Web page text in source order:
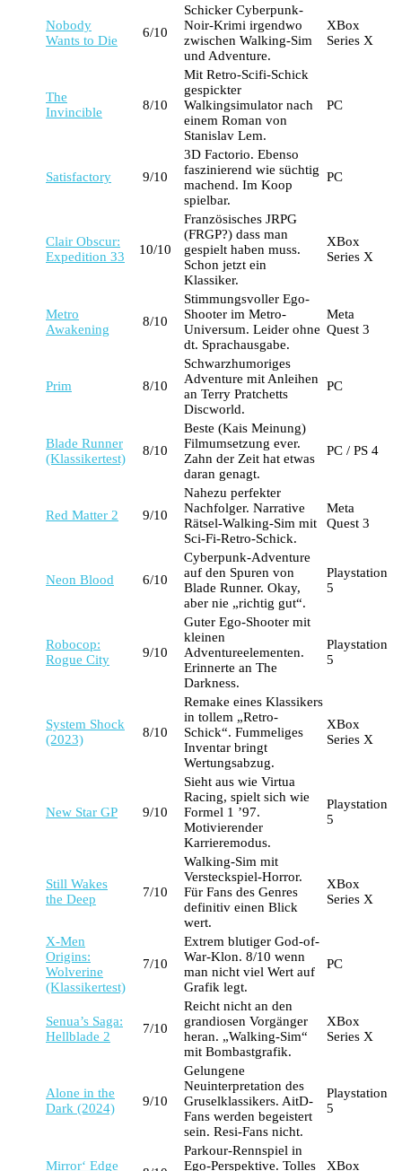
Nobody
Wants to Die
6/10
Schicker Cyberpunk-
Noir-Krimi irgendwo
zwischen Walking-Sim
und Adventure.
XBox
Series X
The
Invincible
8/10
Mit Retro-Scifi-Schick
gespickter
Walkingsimulator nach
einem Roman von
Stanislav Lem.
PC
Satisfactory 9/10
3D Factorio. Ebenso
faszinierend wie süchtig
machend. Im Koop
spielbar.
PC
Clair Obscur:
Expedition 33
10/10
Französisches JRPG
(FRGP?) dass man
gespielt haben muss.
Schon jetzt ein
Klassiker.
XBox
Series X
Metro
Awakening
8/10
Stimmungsvoller Ego-
Shooter im Metro-
Universum. Leider ohne
dt. Sprachausgabe.
Meta
Quest 3
Prim 8/10
Schwarzhumoriges
Adventure mit Anleihen
an Terry Pratchetts
Discworld.
PC
Blade Runner
(Klassikertest)
8/10
Beste (Kais Meinung)
Filmumsetzung ever.
Zahn der Zeit hat etwas
daran genagt.
PC / PS 4
Red Matter 2 9/10
Nahezu perfekter
Nachfolger. Narrative
Rätsel-Walking-Sim mit
Sci-Fi-Retro-Schick.
Meta
Quest 3
Neon Blood 6/10
Cyberpunk-Adventure
auf den Spuren von
Blade Runner. Okay,
aber nie „richtig gut“.
Playstation
5
Robocop:
Rogue City 9/10
Guter Ego-Shooter mit
kleinen
Adventureelementen.
Erinnerte an The
Darkness.
Playstation
5
System Shock
(2023)
8/10
Remake eines Klassikers
in tollem „Retro-
Schick“. Fummeliges
Inventar bringt
Wertungsabzug.
XBox
Series X
New Star GP 9/10
Sieht aus wie Virtua
Racing, spielt sich wie
Formel 1 ’97.
Motivierender
Karrieremodus.
Playstation
5
Still Wakes
the Deep
7/10
Walking-Sim mit
Versteckspiel-Horror.
Für Fans des Genres
definitiv einen Blick
wert.
XBox
Series X
X-Men
Origins:
Wolverine
(Klassikertest)
7/10
Extrem blutiger God-of-
War-Klon. 8/10 wenn
man nicht viel Wert auf
Grafik legt.
PC
Senua’s Saga:
Hellblade 2
7/10
Reicht nicht an den
grandiosen Vorgänger
heran. „Walking-Sim“
mit Bombastgrafik.
XBox
Series X
Alone in the
Dark (2024)
9/10
Gelungene
Neuinterpretation des
Gruselklassikers. AitD-
Fans werden begeistert
sein. Resi-Fans nicht.
Playstation
5
Mirror‘ Edge
Parkour-Rennspiel in
Ego-Perspektive. Tolles
XBox